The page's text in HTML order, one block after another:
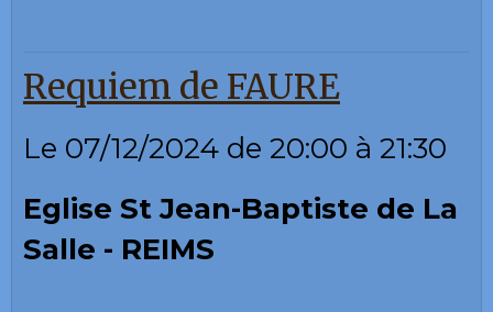
Requiem de FAURE
Le 07/12/2024 de 20:00 à 21:30
Eglise St Jean-Baptiste de La
Salle - REIMS